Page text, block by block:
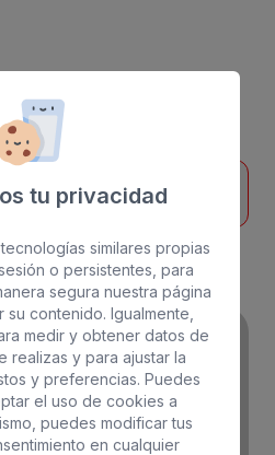
tu privacidad
similares propias
o persistentes, para
segura nuestra página
contenido. Igualmente,
medir y obtener datos de
realizas y para ajustar la
y preferencias. Puedes
el uso de cookies a
puedes modificar tus
en cualquier